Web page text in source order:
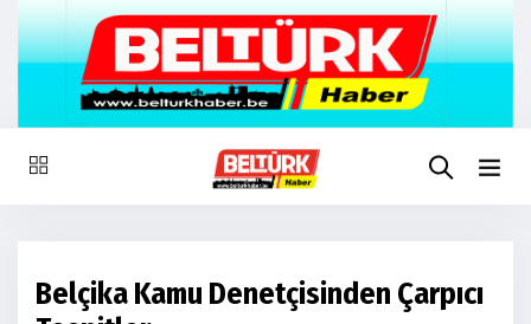
Belçika Kamu Denetçisinden Çarpıcı